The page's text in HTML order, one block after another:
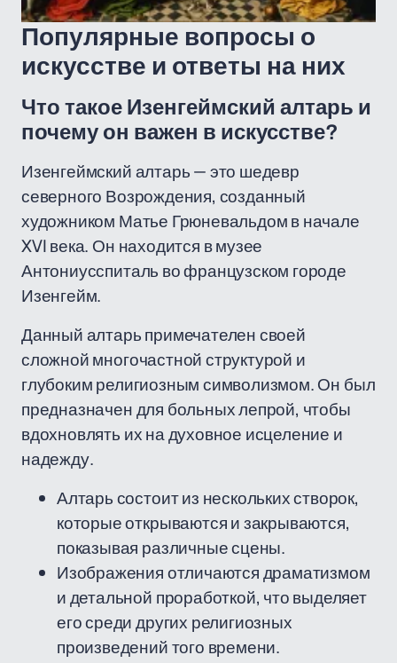
Популярные вопросы о
искусстве и ответы на них
Что такое Изенгеймский алтарь и
почему он важен в искусстве?
Изенгеймский алтарь — это шедевр
северного Возрождения, созданный
художником Матье Грюневальдом в начале
XVI века. Он находится в музее
Антониусспиталь во французском городе
Изенгейм.
Данный алтарь примечателен своей
сложной многочастной структурой и
глубоким религиозным символизмом. Он был
предназначен для больных лепрой, чтобы
вдохновлять их на духовное исцеление и
надежду.
Алтарь состоит из нескольких створок,
которые открываются и закрываются,
показывая различные сцены.
Изображения отличаются драматизмом
и детальной проработкой, что выделяет
его среди других религиозных
произведений того времени.